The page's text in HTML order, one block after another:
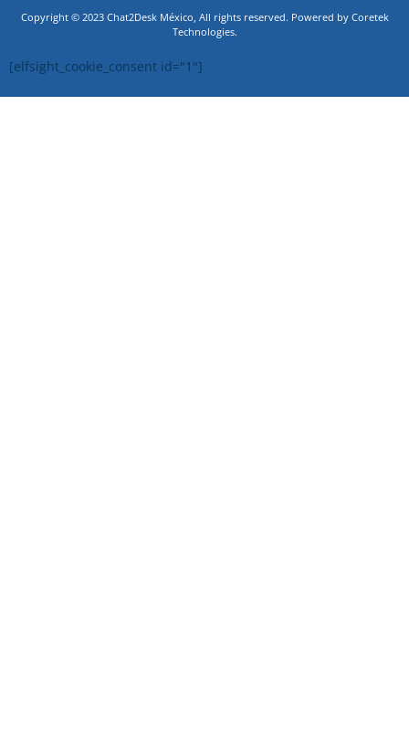
Copyright © 2023 Chat2Desk México, All rights reserved. Powered by Coretek
Technologies.
[elfsight_cookie_consent id="1"]